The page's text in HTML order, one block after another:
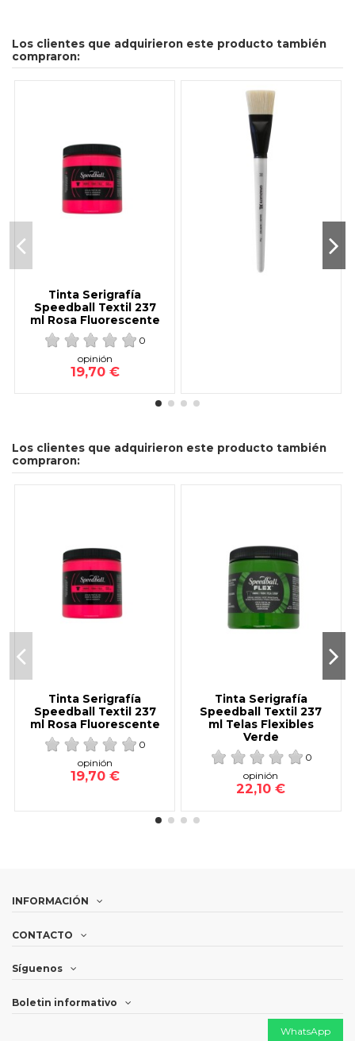
Los clientes que adquirieron este producto también
compraron:
Tinta Serigrafía
Speedball Textil 237
ml Rosa Fluorescente
0
opinión
19,70 €
Los clientes que adquirieron este producto también
compraron:
Tinta Serigrafía
Speedball Textil 237
ml Rosa Fluorescente
0
opinión
19,70 €
Tinta Serigrafía
Speedball Textil 237
ml Telas Flexibles
Verde
0
opinión
22,10 €
INFORMACIÓN
CONTACTO
WhatsApp
Síguenos
Boletin informativo